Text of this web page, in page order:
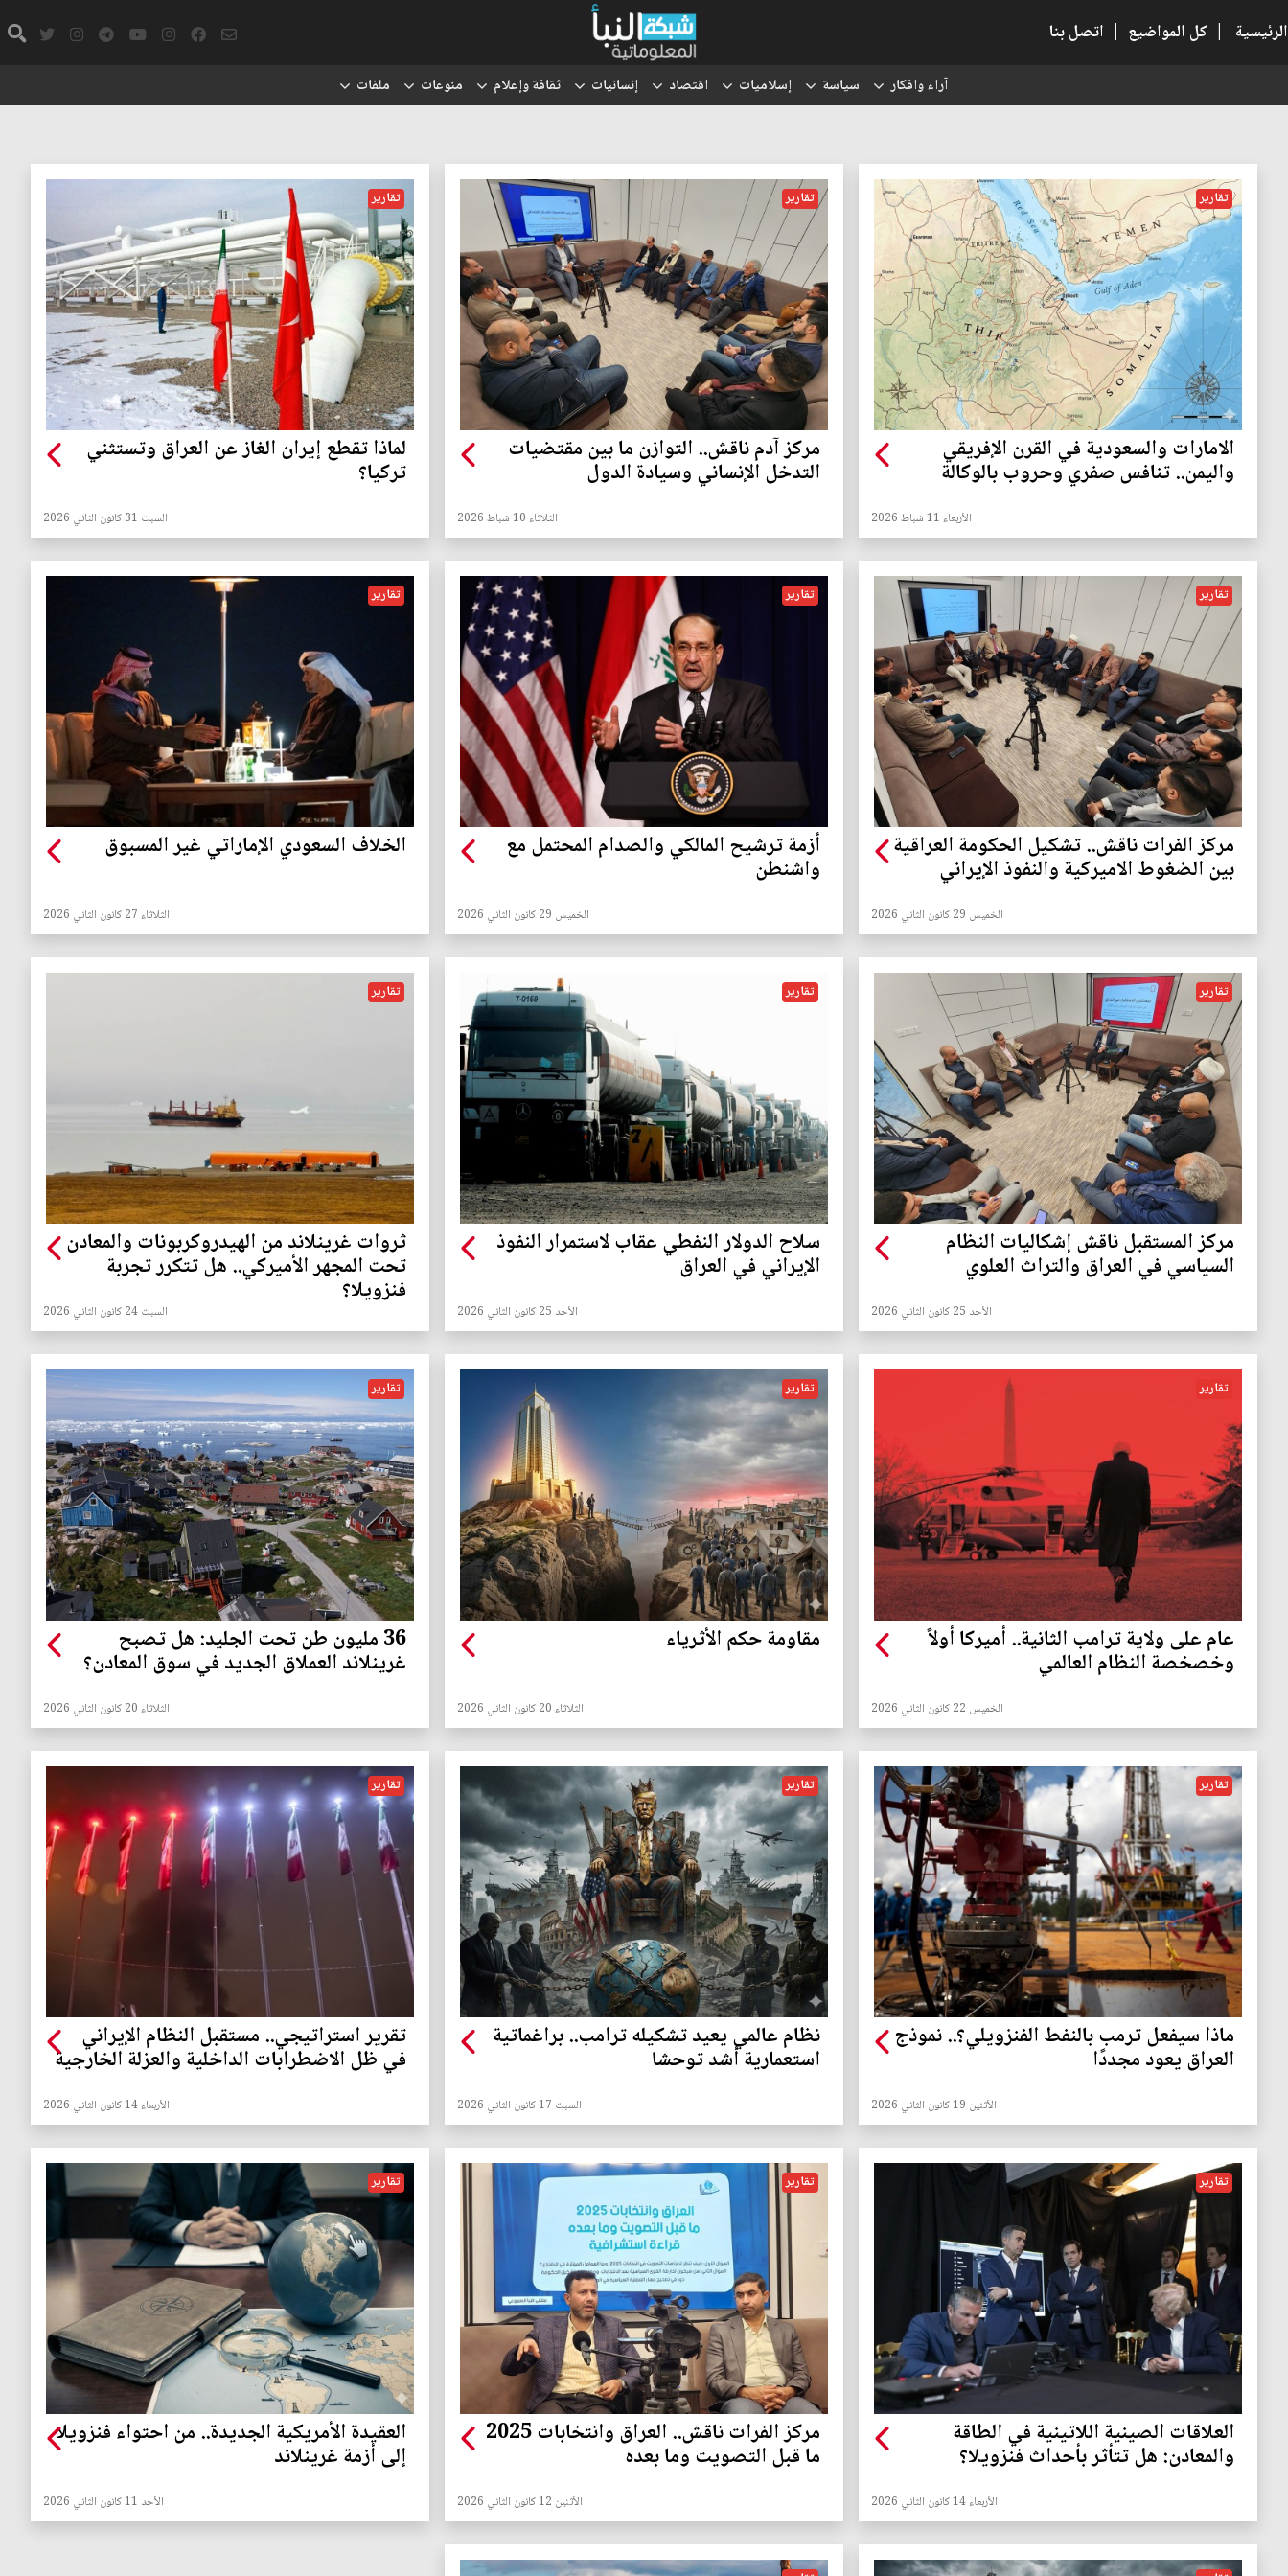
الرئيسية | كل المواضيع | اتصل بنا
آراء وافكار سياسة إسلاميات اقتصاد إنسانيات ثقافة وإعلام منوعات ملفات
تقارير
الامارات والسعودية في القرن الإفريقي
واليمن.. تنافس صفري وحروب بالوكالة
الأربعاء 11 شباط 2026
تقارير
مركز آدم ناقش.. التوازن ما بين مقتضيات
التدخل الإنساني وسيادة الدول
الثلاثاء 10 شباط 2026
تقارير
لماذا تقطع إيران الغاز عن العراق وتستثني
تركيا؟
السبت 31 كانون الثاني 2026
تقارير
مركز الفرات ناقش.. تشكيل الحكومة العراقية
بين الضغوط الاميركية والنفوذ الإيراني
الخميس 29 كانون الثاني 2026
تقارير
أزمة ترشيح المالكي والصدام المحتمل مع
واشنطن
الخميس 29 كانون الثاني 2026
تقارير
الخلاف السعودي الإماراتي غير المسبوق
الثلاثاء 27 كانون الثاني 2026
تقارير
مركز المستقبل ناقش إشكاليات النظام
السياسي في العراق والتراث العلوي
الأحد 25 كانون الثاني 2026
تقارير
سلاح الدولار النفطي عقاب لاستمرار النفوذ
الإيراني في العراق
الأحد 25 كانون الثاني 2026
تقارير
ثروات غرينلاند من الهيدروكربونات والمعادن
تحت المجهر الأميركي.. هل تتكرر تجربة
فنزويلا؟
السبت 24 كانون الثاني 2026
تقارير
عام على ولاية ترامب الثانية.. أميركا أولاً
وخصخصة النظام العالمي
الخميس 22 كانون الثاني 2026
تقارير
مقاومة حكم الأثرياء
الثلاثاء 20 كانون الثاني 2026
تقارير
36 مليون طن تحت الجليد: هل تصبح
غرينلاند العملاق الجديد في سوق المعادن؟
الثلاثاء 20 كانون الثاني 2026
تقارير
ماذا سيفعل ترمب بالنفط الفنزويلي؟.. نموذج
العراق يعود مجددًا
الأثنين 19 كانون الثاني 2026
تقارير
نظام عالمي يعيد تشكيله ترامب.. براغماتية
استعمارية أشد توحشا
السبت 17 كانون الثاني 2026
تقارير
تقرير استراتيجي.. مستقبل النظام الإيراني
في ظل الاضطرابات الداخلية والعزلة الخارجية
الأربعاء 14 كانون الثاني 2026
تقارير
العلاقات الصينية اللاتينية في الطاقة
والمعادن: هل تتأثر بأحداث فنزويلا؟
الأربعاء 14 كانون الثاني 2026
تقارير
مركز الفرات ناقش.. العراق وانتخابات 2025
ما قبل التصويت وما بعده
الأثنين 12 كانون الثاني 2026
تقارير
العقيدة الأمريكية الجديدة.. من احتواء فنزويلا
إلى أزمة غرينلاند
الأحد 11 كانون الثاني 2026